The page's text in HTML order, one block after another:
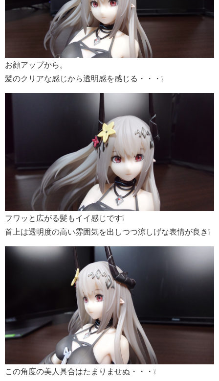
お顔アップから。
髪のクリアな感じから透明感を感じる・・・❕
フワッと広がる髪もイイ感じです❕
首上は透明度の高い雰囲気を出しつつ涼しげな表情が良き❕
この角度の美人具合はたまりませぬ・・・❕